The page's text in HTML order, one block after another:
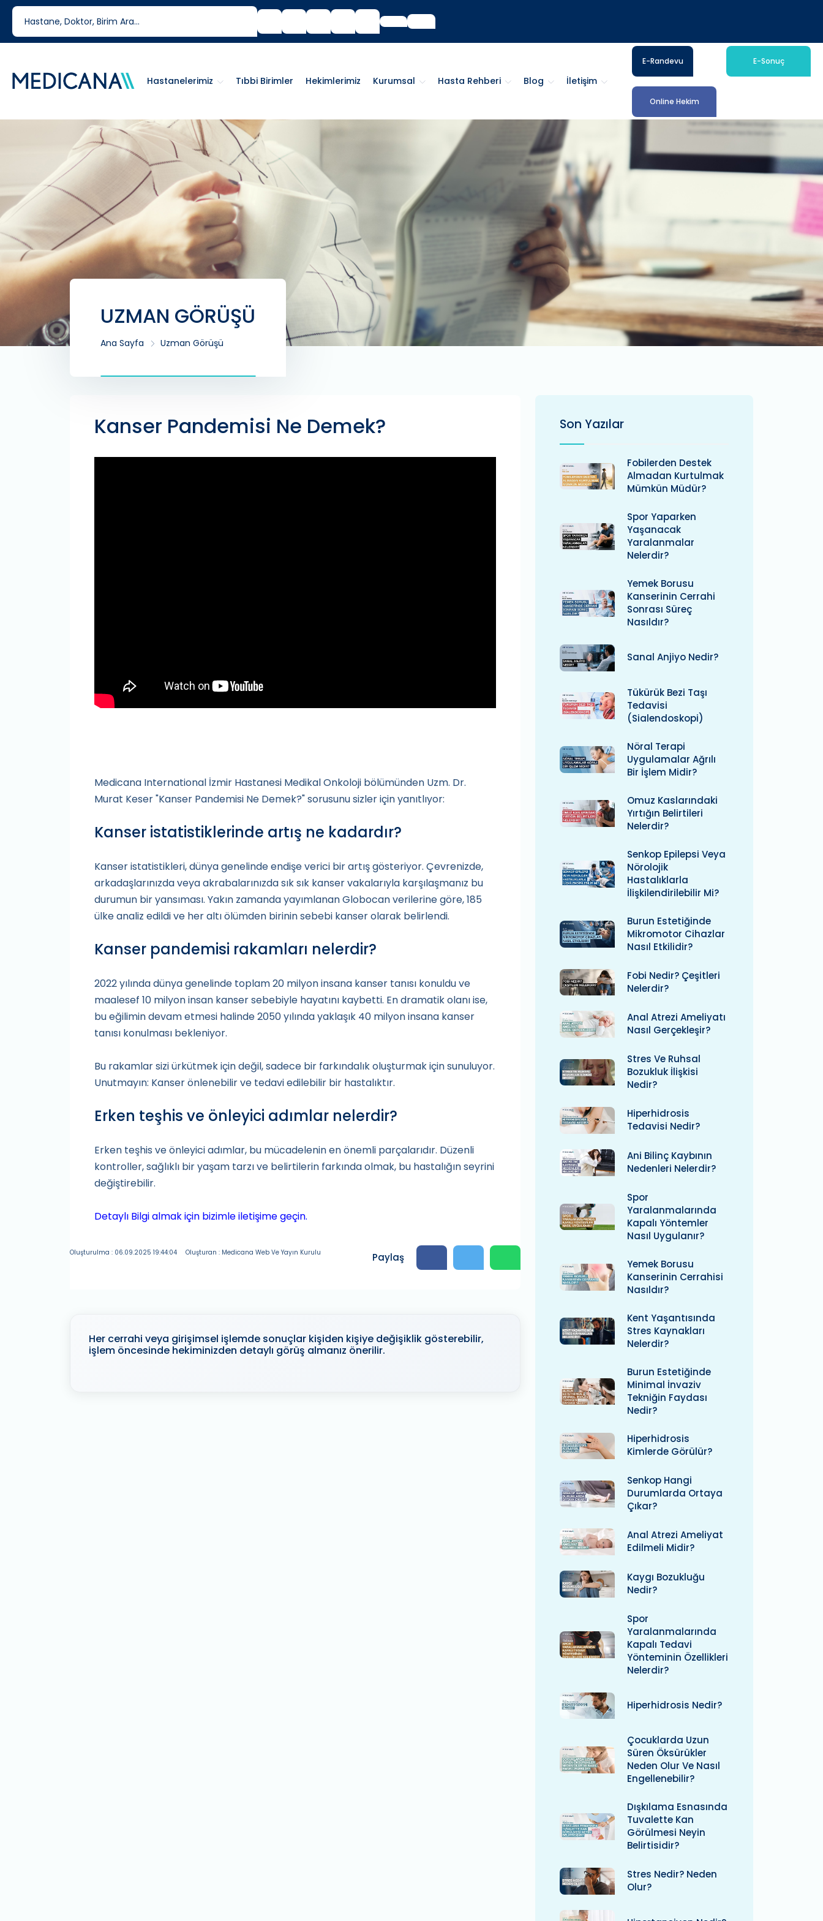
444 6 334
Tıbbi Birimler Hekimlerimiz Kurumsal Hasta Rehberi Blog İletişim
Hastanelerimiz
E-Randevu E-Sonuç
Online Hekim
UZMAN GÖRÜŞÜ
Ana Sayfa Uzman Görüşü
Kanser Pandemisi Ne Demek?
Medicana International İzmir Hastanesi Medikal Onkoloji bölümünden Uzm. Dr.
Murat Keser "Kanser Pandemisi Ne Demek?" sorusunu sizler için yanıtlıyor:
Kanser istatistiklerinde artış ne kadardır?
Kanser istatistikleri, dünya genelinde endişe verici bir artış gösteriyor. Çevrenizde,
arkadaşlarınızda veya akrabalarınızda sık sık kanser vakalarıyla karşılaşmanız bu
durumun bir yansıması. Yakın zamanda yayımlanan Globocan verilerine göre, 185
ülke analiz edildi ve her altı ölümden birinin sebebi kanser olarak belirlendi.
Kanser pandemisi rakamları nelerdir?
2022 yılında dünya genelinde toplam 20 milyon insana kanser tanısı konuldu ve
maalesef 10 milyon insan kanser sebebiyle hayatını kaybetti. En dramatik olanı ise,
bu eğilimin devam etmesi halinde 2050 yılında yaklaşık 40 milyon insana kanser
tanısı konulması bekleniyor.
Bu rakamlar sizi ürkütmek için değil, sadece bir farkındalık oluşturmak için sunuluyor.
Unutmayın: Kanser önlenebilir ve tedavi edilebilir bir hastalıktır.
Erken teşhis ve önleyici adımlar nelerdir?
Erken teşhis ve önleyici adımlar, bu mücadelenin en önemli parçalarıdır. Düzenli
kontroller, sağlıklı bir yaşam tarzı ve belirtilerin farkında olmak, bu hastalığın seyrini
değiştirebilir.
Detaylı Bilgi almak için bizimle iletişime geçin.
Oluşturulma : 06.09.2025 19:44:04 Oluşturan : Medicana Web Ve Yayın Kurulu Paylaş
Her cerrahi veya girişimsel işlemde sonuçlar kişiden kişiye değişiklik gösterebilir,
işlem öncesinde hekiminizden detaylı görüş almanız önerilir.
Son Yazılar
Fobilerden Destek
Almadan Kurtulmak
Mümkün Müdür?
Spor Yaparken
Yaşanacak
Yaralanmalar
Nelerdir?
Yemek Borusu
Kanserinin Cerrahi
Sonrası Süreç
Nasıldır?
Sanal Anjiyo Nedir?
Tükürük Bezi Taşı
Tedavisi
(Sialendoskopi)
Nöral Terapi
Uygulamalar Ağrılı
Bir İşlem Midir?
Omuz Kaslarındaki
Yırtığın Belirtileri
Nelerdir?
Senkop Epilepsi Veya
Nörolojik
Hastalıklarla
İlişkilendirilebilir Mi?
Burun Estetiğinde
Mikromotor Cihazlar
Nasıl Etkilidir?
Fobi Nedir? Çeşitleri
Nelerdir?
Anal Atrezi Ameliyatı
Nasıl Gerçekleşir?
Stres Ve Ruhsal
Bozukluk İlişkisi
Nedir?
Hiperhidrosis
Tedavisi Nedir?
Ani Bilinç Kaybının
Nedenleri Nelerdir?
Spor
Yaralanmalarında
Kapalı Yöntemler
Nasıl Uygulanır?
Yemek Borusu
Kanserinin Cerrahisi
Nasıldır?
Kent Yaşantısında
Stres Kaynakları
Nelerdir?
Burun Estetiğinde
Minimal İnvaziv
Tekniğin Faydası
Nedir?
Hiperhidrosis
Kimlerde Görülür?
Senkop Hangi
Durumlarda Ortaya
Çıkar?
Anal Atrezi Ameliyat
Edilmeli Midir?
Kaygı Bozukluğu
Nedir?
Spor
Yaralanmalarında
Kapalı Tedavi
Yönteminin Özellikleri
Nelerdir?
Hiperhidrosis Nedir?
Çocuklarda Uzun
Süren Öksürükler
Neden Olur Ve Nasıl
Engellenebilir?
Dışkılama Esnasında
Tuvalette Kan
Görülmesi Neyin
Belirtisidir?
Stres Nedir? Neden
Olur?